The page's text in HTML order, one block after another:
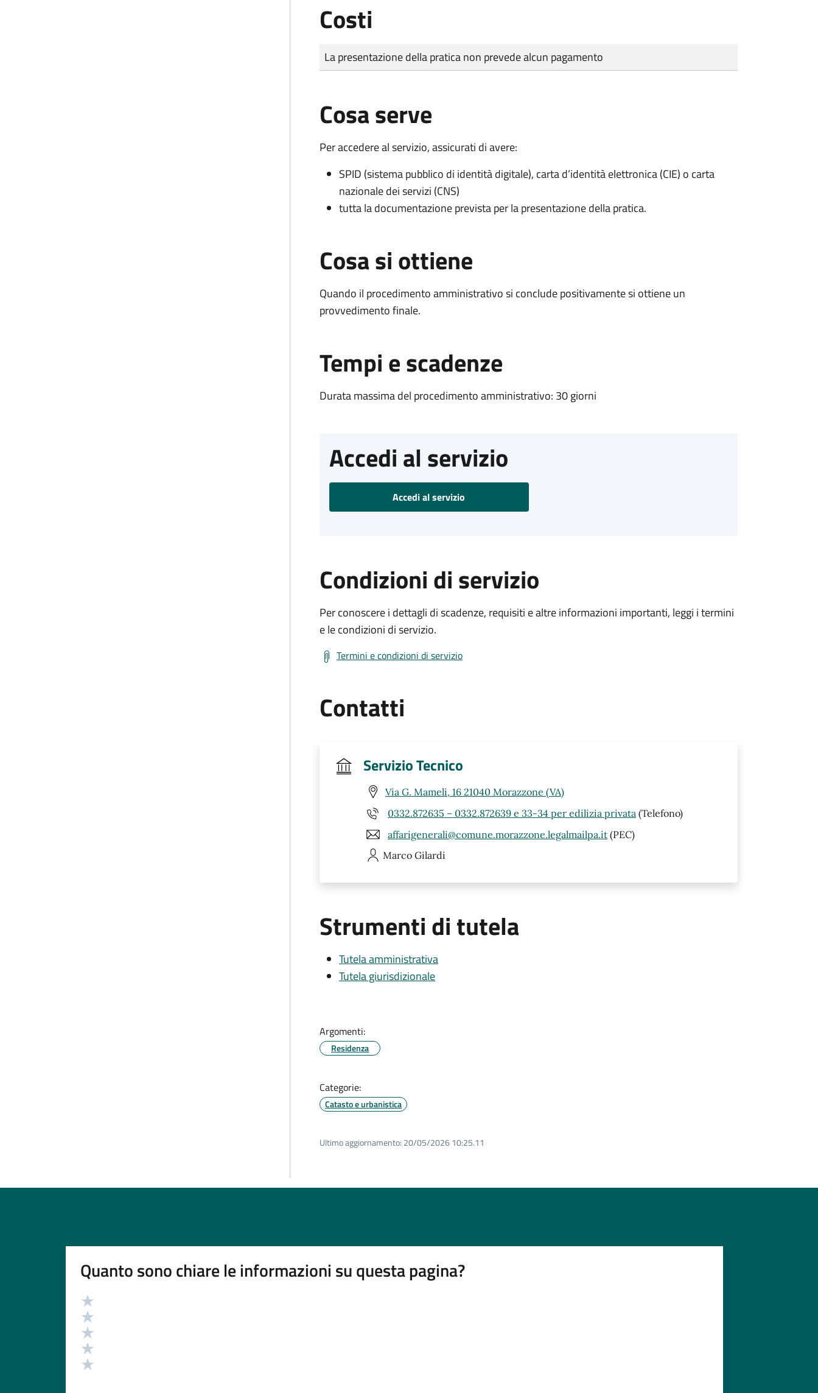
Costi
Tipo di pagamento
Importo
La presentazione della pratica non prevede alcun pagamento
Cosa serve
Per accedere al servizio, assicurati di avere:
SPID (sistema pubblico di identità digitale), carta d’identità elettronica (CIE) o carta
nazionale dei servizi (CNS)
tutta la documentazione prevista per la presentazione della pratica.
Cosa si ottiene
Quando il procedimento amministrativo si conclude positivamente si ottiene un
provvedimento finale.
Tempi e scadenze
Durata massima del procedimento amministrativo: 30 giorni
Accedi al servizio
Accedi al servizio
Condizioni di servizio
Per conoscere i dettagli di scadenze, requisiti e altre informazioni importanti, leggi i termini
e le condizioni di servizio.
Termini e condizioni di servizio
Contatti
Servizio Tecnico
Via G. Mameli, 16 21040 Morazzone (VA)
0332.872635 – 0332.872639 e 33-34 per edilizia privata (Telefono)
affarigenerali@comune.morazzone.legalmailpa.it (PEC)
Marco Gilardi
Strumenti di tutela
Tutela amministrativa
Tutela giurisdizionale
Argomenti:
Residenza
Categorie:
Catasto e urbanistica
Ultimo aggiornamento: 20/05/2026 10:25.11
Quanto sono chiare le informazioni su questa pagina?
Valutazione